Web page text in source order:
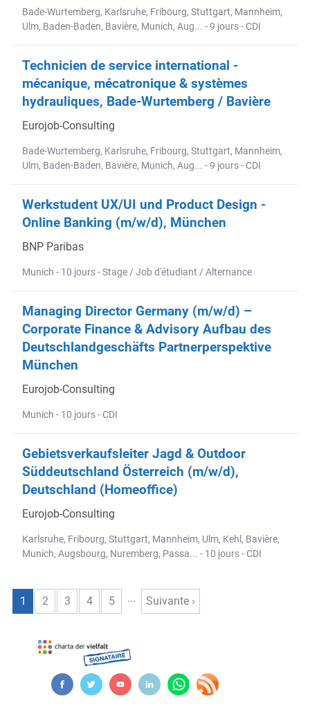
Bade-Wurtemberg, Karlsruhe, Fribourg, Stuttgart, Mannheim,
Ulm, Baden-Baden, Bavière, Munich, Aug... - 9 jours - CDI
Technicien de service international -
mécanique, mécatronique & systèmes
hydrauliques, Bade-Wurtemberg / Bavière
Eurojob-Consulting
Bade-Wurtemberg, Karlsruhe, Fribourg, Stuttgart, Mannheim,
Ulm, Baden-Baden, Bavière, Munich, Aug... - 9 jours - CDI
Werkstudent UX/UI und Product Design -
Online Banking (m/w/d), München
BNP Paribas
Munich - 10 jours - Stage / Job d'étudiant / Alternance
Managing Director Germany (m/w/d) –
Corporate Finance & Advisory Aufbau des
Deutschlandgeschäfts Partnerperspektive
München
Eurojob-Consulting
Munich - 10 jours - CDI
Gebietsverkaufsleiter Jagd & Outdoor
Süddeutschland Österreich (m/w/d),
Deutschland (Homeoffice)
Eurojob-Consulting
Karlsruhe, Fribourg, Stuttgart, Mannheim, Ulm, Kehl, Bavière,
Munich, Augsbourg, Nuremberg, Passa... - 10 jours - CDI
1 2 3 4 5 ... Suivante ›